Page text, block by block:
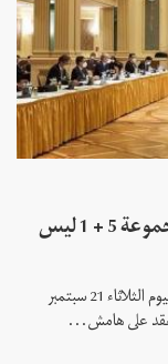
مسؤولون إيرانيون وأوروبيون: اجتماع مجموعة 5 + 1 ليس
أعلن مسؤولون في الخارجية الإيرانية والاتحاد الأوروبي، اليوم الثلاثاء 21 سبتمبر
يعقد على هامش...